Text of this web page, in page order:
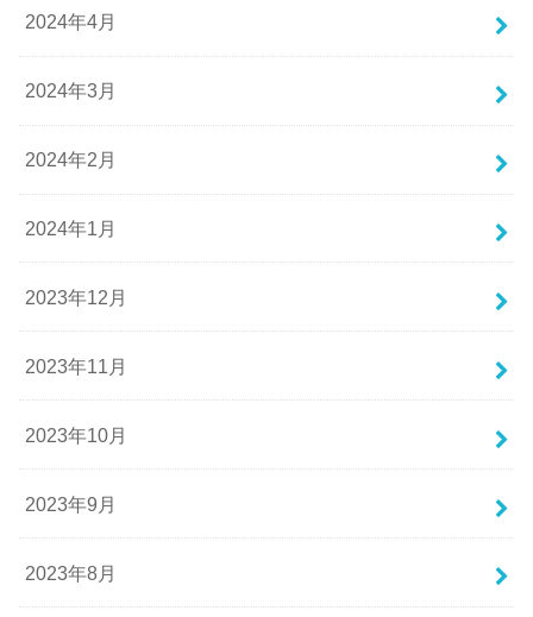
2024年4月
2024年3月
2024年2月
2024年1月
2023年12月
2023年11月
2023年10月
2023年9月
2023年8月